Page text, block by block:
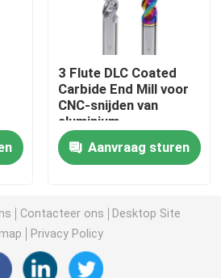
de stempelvorm
wolframcarbide
van het carbidemalen
inpassen
af
3 Flute DLC Coated
Carbide End Mill voor
CNC-snijden van
aluminium
Aanvraag sturen
Contacteer ons
Desktop Site
Privacy Policy